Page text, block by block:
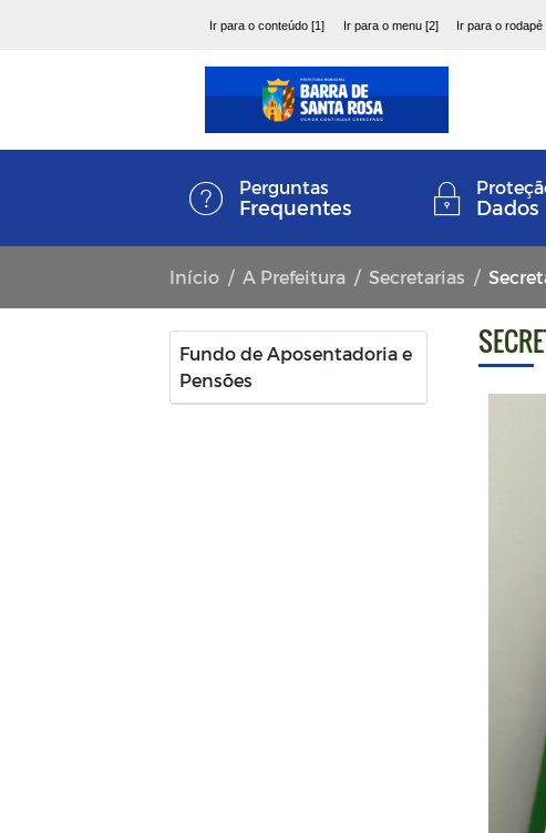
Ir para o conteúdo [1] Ir para o menu [2] Ir para o rodapé
Perguntas
Frequentes Dados
Início A Prefeitura Secretarias
Fundo de Aposentadoria e
Pensões